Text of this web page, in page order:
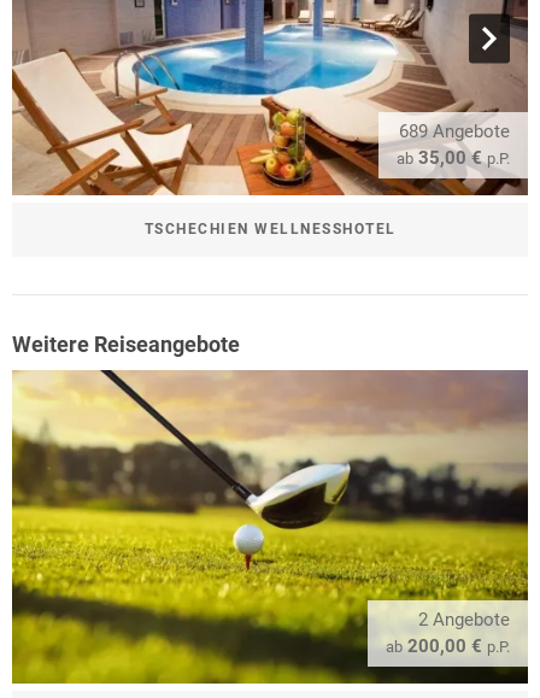
689 Angebote
ab 35,00 €p.P.
TSCHECHIEN WELLNESSHOTEL
Weitere Reiseangebote
2 Angebote
ab 200,00 € p.P.